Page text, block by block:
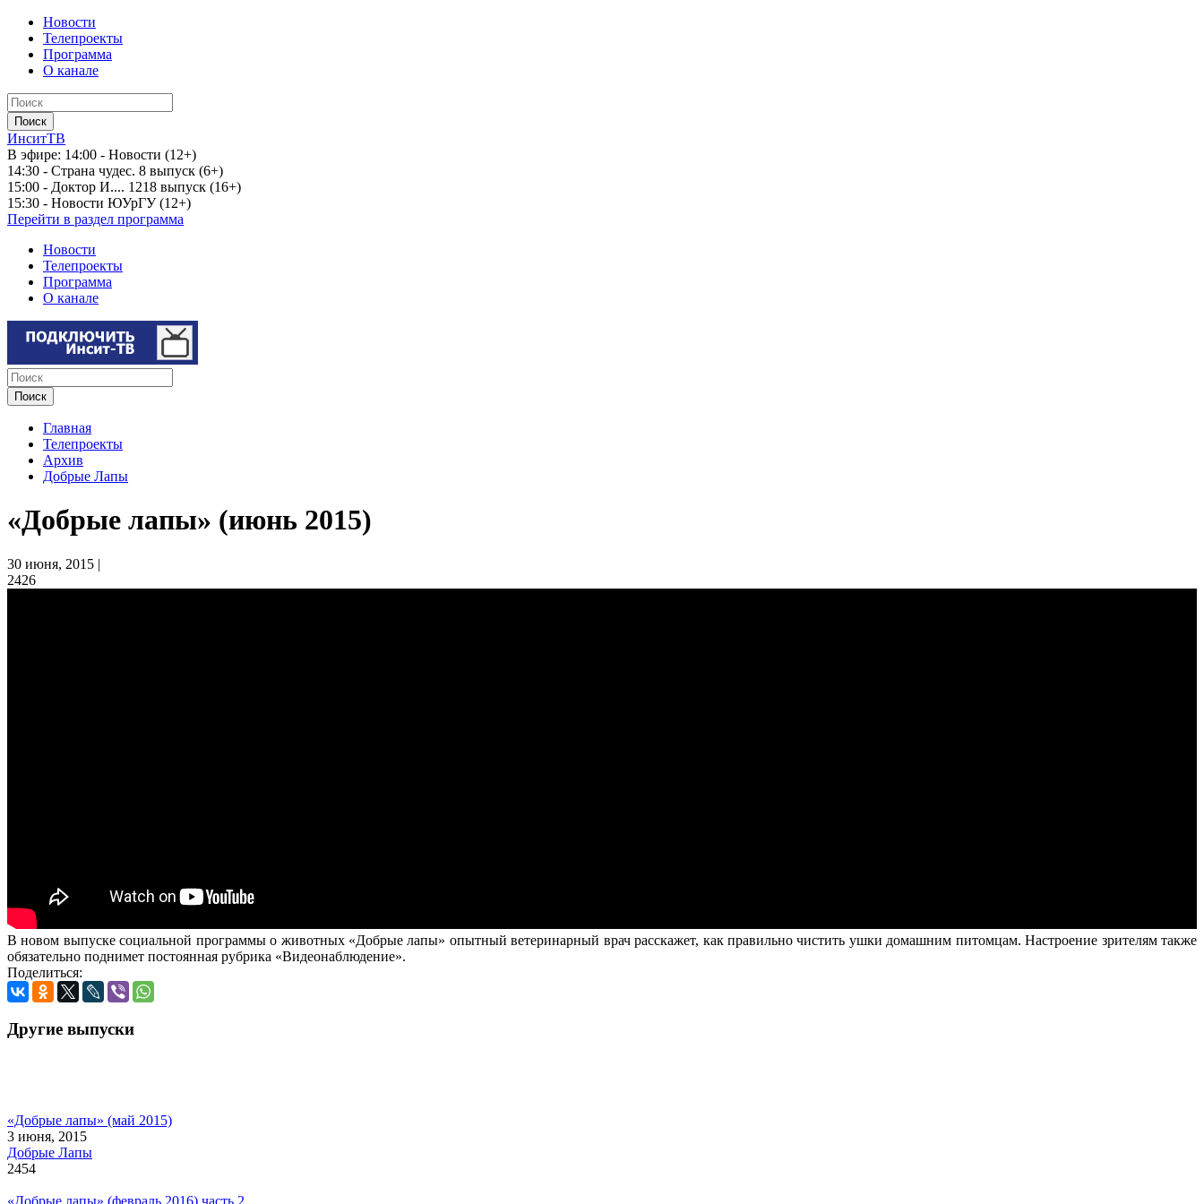
Новости
Телепроекты
Программа
О канале
ИнситТВ
В эфире: 14:00 - Новости (12+)
14:30 - Страна чудес. 8 выпуск (6+)
15:00 - Доктор И.... 1218 выпуск (16+)
15:30 - Новости ЮУрГУ (12+)
Перейти в раздел программа
Новости
Телепроекты
Программа
О канале
Главная
Телепроекты
Архив
Добрые Лапы
«Добрые лапы» (июнь 2015)
30 июня, 2015 |
2426
В новом выпуске социальной программы о животных «Добрые лапы» опытный ветеринарный врач расскажет, как правильно чистить ушки домашним питомцам. Настроение зрителям также
обязательно поднимет постоянная рубрика «Видеонаблюдение».
Поделиться:
Другие выпуски
«Добрые лапы» (май 2015)
3 июня, 2015
Добрые Лапы
2454